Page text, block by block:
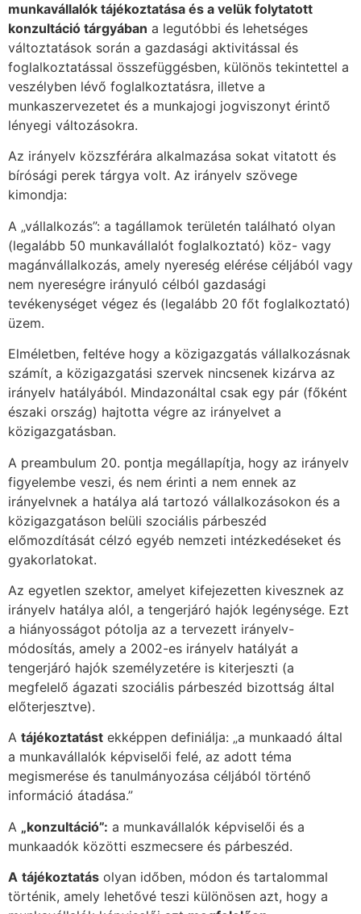
munkavállalók tájékoztatása és a velük folytatott
konzultáció tárgyában a legutóbbi és lehetséges
változtatások során a gazdasági aktivitással és
foglalkoztatással összefüggésben, különös tekintettel a
veszélyben lévő foglalkoztatásra, illetve a
munkaszervezetet és a munkajogi jogviszonyt érintő
lényegi változásokra.
Az irányelv közszférára alkalmazása sokat vitatott és
bírósági perek tárgya volt. Az irányelv szövege
kimondja:
A „vállalkozás”: a tagállamok területén található olyan
(legalább 50 munkavállalót foglalkoztató) köz- vagy
magánvállalkozás, amely nyereség elérése céljából vagy
nem nyereségre irányuló célból gazdasági
tevékenységet végez és (legalább 20 főt foglalkoztató)
üzem.
Elméletben, feltéve hogy a közigazgatás vállalkozásnak
számít, a közigazgatási szervek nincsenek kizárva az
irányelv hatályából. Mindazonáltal csak egy pár (főként
északi ország) hajtotta végre az irányelvet a
közigazgatásban.
A preambulum 20. pontja megállapítja, hogy az irányelv
figyelembe veszi, és nem érinti a nem ennek az
irányelvnek a hatálya alá tartozó vállalkozásokon és a
közigazgatáson belüli szociális párbeszéd
előmozdítását célzó egyéb nemzeti intézkedéseket és
gyakorlatokat.
Az egyetlen szektor, amelyet kifejezetten kivesznek az
irányelv hatálya alól, a tengerjáró hajók legénysége. Ezt
a hiányosságot pótolja az a tervezett irányelv-
módosítás, amely a 2002-es irányelv hatályát a
tengerjáró hajók személyzetére is kiterjeszti (a
megfelelő ágazati szociális párbeszéd bizottság által
előterjesztve).
A tájékoztatást ekképpen definiálja: „a munkaadó által
a munkavállalók képviselői felé, az adott téma
megismerése és tanulmányozása céljából történő
információ átadása.”
A „konzultáció”: a munkavállalók képviselői és a
munkaadók közötti eszmecsere és párbeszéd.
A tájékoztatás olyan időben, módon és tartalommal
történik, amely lehetővé teszi különösen azt, hogy a